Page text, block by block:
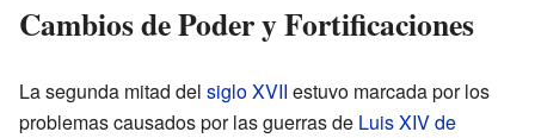
Cambios de Poder y Fortificaciones
La segunda mitad del siglo XVII estuvo marcada por los
problemas causados por las guerras de Luis XIV de